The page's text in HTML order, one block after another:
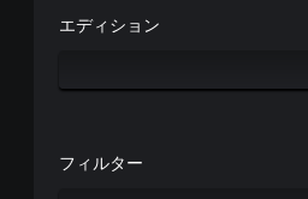
エディション
フィルター